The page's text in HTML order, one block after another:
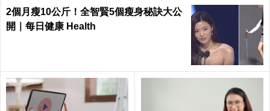
2個月瘦10公斤！全智賢5個瘦身秘訣大公
開｜每日健康 Health